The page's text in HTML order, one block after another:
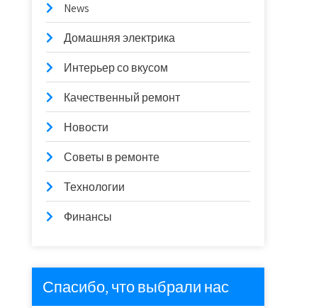
News
Домашняя электрика
Интерьер со вкусом
Качественный ремонт
Новости
Советы в ремонте
Технологии
Финансы
Спасибо, что выбрали нас